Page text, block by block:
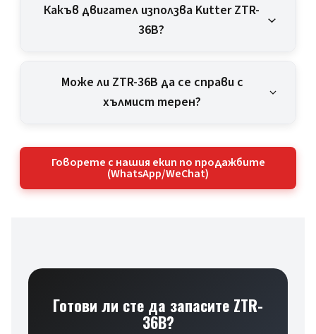
Какъв двигател използва Kutter ZTR-
36B?
Може ли ZTR-36B да се справи с
хълмист терен?
Говорете с нашия екип по продажбите
(WhatsApp/WeChat)
Готови ли сте да запасите ZTR-
36B?